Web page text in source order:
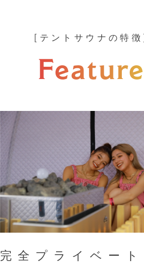
テントサウナの特徴
Feature
完全プライベート